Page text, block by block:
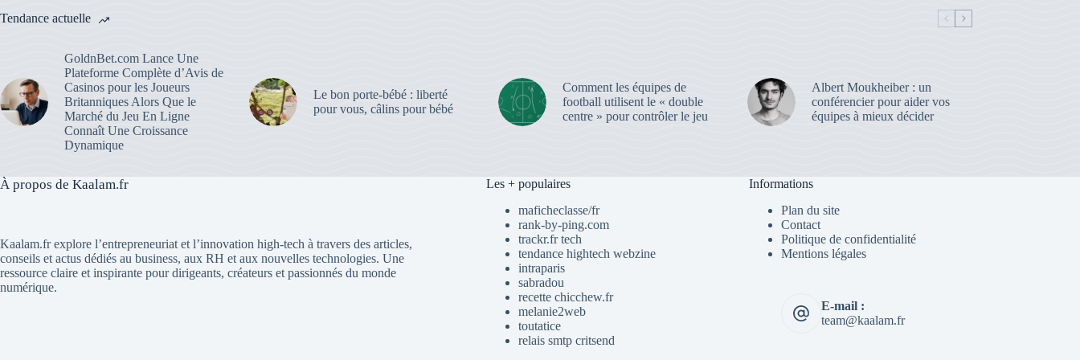
Tendance actuelle
GoldnBet.com Lance Une
Plateforme Complète d’Avis de
Casinos pour les Joueurs
Britanniques Alors Que le
Marché du Jeu En Ligne
Connaît Une Croissance
Dynamique
Le bon porte-bébé : liberté
pour vous, câlins pour bébé
Comment les équipes de
football utilisent le « double
centre » pour contrôler le jeu
Albert Moukheiber : un
conférencier pour aider vos
équipes à mieux décider
À propos de Kaalam.fr
Kaalam.fr explore l’entrepreneuriat et l’innovation high-tech à travers des articles,
conseils et actus dédiés au business, aux RH et aux nouvelles technologies. Une
ressource claire et inspirante pour dirigeants, créateurs et passionnés du monde
numérique.
Les + populaires
maficheclasse/fr
rank-by-ping.com
trackr.fr tech
tendance hightech webzine
intraparis
sabradou
recette chicchew.fr
melanie2web
toutatice
relais smtp critsend
Informations
Plan du site
Contact
Politique de confidentialité
Mentions légales
E-mail :
team@kaalam.fr